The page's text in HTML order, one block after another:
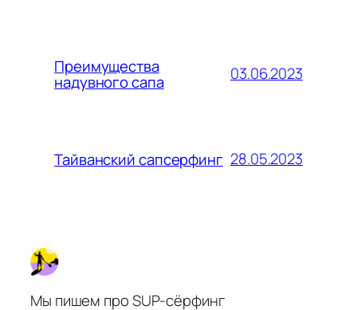
Преимущества
надувного сапа 03.06.2023
Тайванский сапсерфинг 28.05.2023
Мы пишем про SUP-сёрфинг